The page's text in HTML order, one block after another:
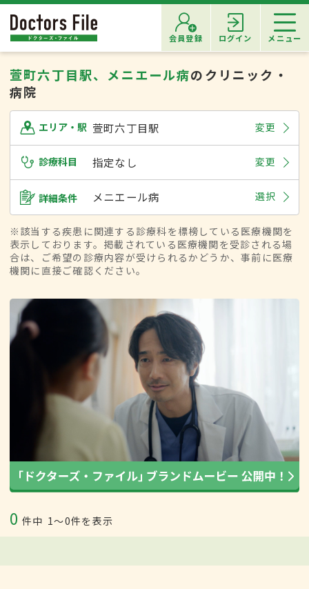
会員登録 ログイン メニュー
萱町六丁目駅、メニエール病のクリニック・
病院
エリア・駅 萱町六丁目駅 変更
診療科目 指定なし 変更
詳細条件 メニエール病 選択
※該当する疾患に関連する診療科を標榜している医療機関を
表示しております。掲載されている医療機関を受診される場
合は、ご希望の診療内容が受けられるかどうか、事前に医療
機関に直接ご確認ください。
0 件中 1〜0件を表示